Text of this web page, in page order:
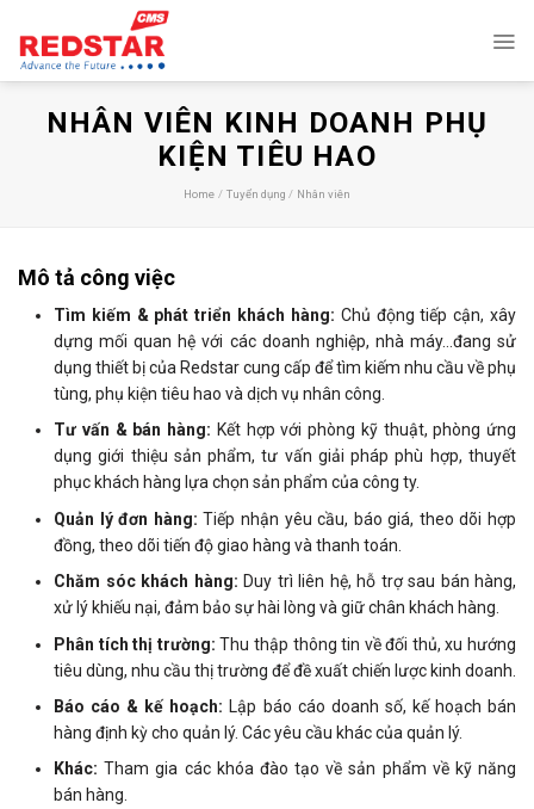
content
NHÂN VIÊN KINH DOANH PHỤ
KIỆN TIÊU HAO
Home / Tuyển dụng / Nhân viên
Mô tả công việc
Tìm kiếm & phát triển khách hàng: Chủ động tiếp cận, xây
dựng mối quan hệ với các doanh nghiệp, nhà máy…đang sử
dụng thiết bị của Redstar cung cấp để tìm kiếm nhu cầu về phụ
tùng, phụ kiện tiêu hao và dịch vụ nhân công.
Tư vấn & bán hàng: Kết hợp với phòng kỹ thuật, phòng ứng
dụng giới thiệu sản phẩm, tư vấn giải pháp phù hợp, thuyết
phục khách hàng lựa chọn sản phẩm của công ty.
Quản lý đơn hàng: Tiếp nhận yêu cầu, báo giá, theo dõi hợp
đồng, theo dõi tiến độ giao hàng và thanh toán.
Chăm sóc khách hàng: Duy trì liên hệ, hỗ trợ sau bán hàng,
xử lý khiếu nại, đảm bảo sự hài lòng và giữ chân khách hàng.
Phân tích thị trường: Thu thập thông tin về đối thủ, xu hướng
tiêu dùng, nhu cầu thị trường để đề xuất chiến lược kinh doanh.
Báo cáo & kế hoạch: Lập báo cáo doanh số, kế hoạch bán
hàng định kỳ cho quản lý. Các yêu cầu khác của quản lý.
Khác: Tham gia các khóa đào tạo về sản phẩm về kỹ năng
bán hàng.